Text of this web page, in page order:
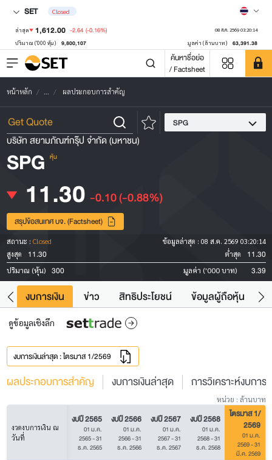
SET Closed
ล่าสุด 1,612.00 -2.64 (-0.16%) 08 ส.ค. 2569 03:20:14
ปริมาณ ('000 หุ้น) 9,800,107 มูลค่า (ล้านบาท) 63,391.38
ค้นหาชื่อย่อ
/ Factsheet
หน้าหลัก ... ผลประกอบการสำคัญ
SPG
บริษัท สยามภัณฑ์กรุ๊ป จำกัด (มหาชน)
SPG หุ้น
11.30 -0.10(-0.88%)
สรุปข้อสนเทศ บจ. (Factsheet)
สถานะ : Closed ข้อมูลล่าสุด : 08 ส.ค. 2569 03:20:14
สูงสุด
11.30 ต่ำสุด 11.30
ปริมาณ (หุ้น) 300 มูลค่า ('000 บาท) 3.39
งบการเงิน ข่าว สิทธิประโยชน์ ข้อมูลผู้ถือหุ้น
ดูข้อมูลเชิงลึก
งบการเงินล่าสุด : ไตรมาส 1/2569
ผลประกอบการสำคัญ งบการเงินล่าสุด การวิเคราะห์งบการ
หน่วย : ล้านบาท
งวดงบการเงิน ณ
วันที่
งบปี 2565
01 ม.ค.
2565 - 31
ธ.ค. 2565
งบปี 2566
01 ม.ค.
2566 - 31
ธ.ค. 2566
งบปี 2567
01 ม.ค.
2567 - 31
ธ.ค. 2567
งบปี 2568
01 ม.ค.
2568 - 31
ธ.ค. 2568
ไตรมาส 1/
2569
01 ม.ค.
2569 - 31
มี.ค. 2569